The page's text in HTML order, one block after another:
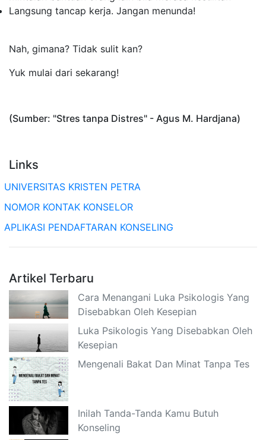
Langsung tancap kerja. Jangan menunda!
Nah, gimana? Tidak sulit kan?
Yuk mulai dari sekarang!
(Sumber: "Stres tanpa Distres" - Agus M. Hardjana)
Links
UNIVERSITAS KRISTEN PETRA
NOMOR KONTAK KONSELOR
APLIKASI PENDAFTARAN KONSELING
Artikel Terbaru
Cara Menangani Luka Psikologis Yang
Disebabkan Oleh Kesepian
Luka Psikologis Yang Disebabkan Oleh
Kesepian
Mengenali Bakat Dan Minat Tanpa Tes
Inilah Tanda-Tanda Kamu Butuh
Konseling